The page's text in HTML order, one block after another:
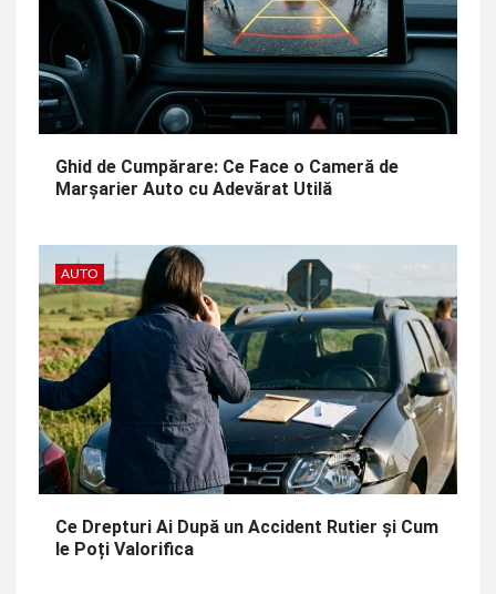
Ghid de Cumpărare: Ce Face o Cameră de
Marșarier Auto cu Adevărat Utilă
AUTO
Ce Drepturi Ai După un Accident Rutier și Cum
le Poți Valorifica